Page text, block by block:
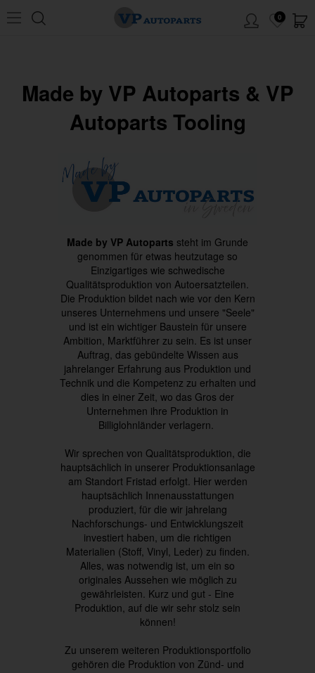
0
Made by VP Autoparts & VP
Autoparts Tooling
Made by VP Autoparts steht im Grunde
genommen für etwas heutzutage so
Einzigartiges wie schwedische
Qualitätsproduktion von Autoersatzteilen.
Die Produktion bildet nach wie vor den Kern
unseres Unternehmens und unsere "Seele"
und ist ein wichtiger Baustein für unsere
Ambition, Marktführer zu sein. Es ist unser
Auftrag, das gebündelte Wissen aus
jahrelanger Erfahrung aus Produktion und
Technik und die Kompetenz zu erhalten und
dies in einer Zeit, wo das Gros der
Unternehmen ihre Produktion in
Billiglohnländer verlagern.
Wir sprechen von Qualitätsproduktion, die
hauptsächlich in unserer Produktionsanlage
am Standort Fristad erfolgt. Hier werden
hauptsächlich Innenausstattungen
produziert, für die wir jahrelang
Nachforschungs- und Entwicklungszeit
investiert haben, um die richtigen
Materialien (Stoff, Vinyl, Leder) zu finden.
Alles, was notwendig ist, um ein so
originales Aussehen wie möglich zu
gewährleisten. Kurz und gut - Eine
Produktion, auf die wir sehr stolz sein
können!
Zu unserem weiteren Produktionsportfolio
gehören die Produktion von Zünd- und